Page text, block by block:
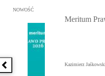
Poprzednia książka
Przejdź do: Meritum Prawo
NOWOŚĆ
Meritum
Kazimierz Jaśkowski